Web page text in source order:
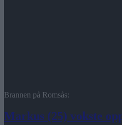
Brannen på Romsås:
Markus (25) vokste